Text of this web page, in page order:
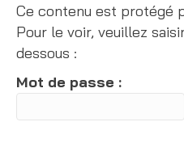
Ce contenu est protégé
Pour le voir, veuillez
dessous :
Mot de passe :